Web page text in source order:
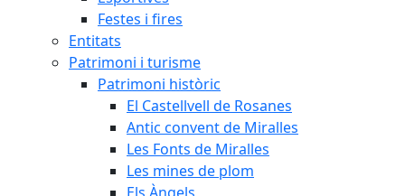
Festes i fires
Entitats
Patrimoni i turisme
Patrimoni històric
El Castellvell de Rosanes
Antic convent de Miralles
Les Fonts de Miralles
Les mines de plom